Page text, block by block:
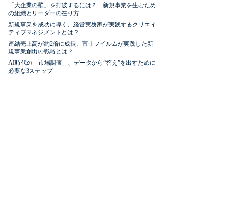
「大企業の壁」を打破するには？ 新規事業を生むため
の組織とリーダーの在り方
新規事業を成功に導く、経営実務家が実践するクリエイ
ティブマネジメントとは？
連結売上高が約2倍に成長、富士フイルムが実践した新
規事業創出の戦略とは？
AI時代の「市場調査」、データから“答え”を出すために
必要な3ステップ